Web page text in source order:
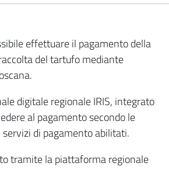
effettuare il pagamento della
del tartufo mediante
digitale regionale IRIS, integrato
al pagamento secondo le
di pagamento abilitati.
tramite la piattaforma regionale